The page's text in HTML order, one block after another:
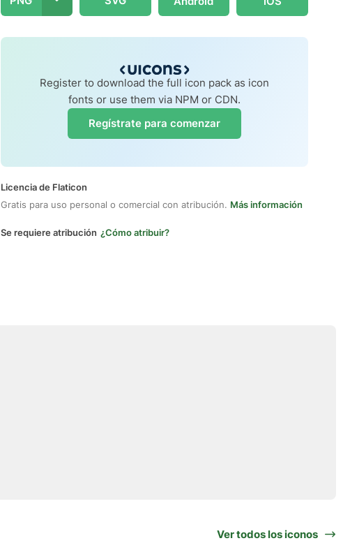
Register to download the full icon pack as icon
fonts or use them via NPM or CDN.
Regístrate para comenzar
Licencia de Flaticon
Gratis para uso personal o comercial con atribución. Más información
Se requiere atribución ¿Cómo atribuir?
Ver todos los iconos